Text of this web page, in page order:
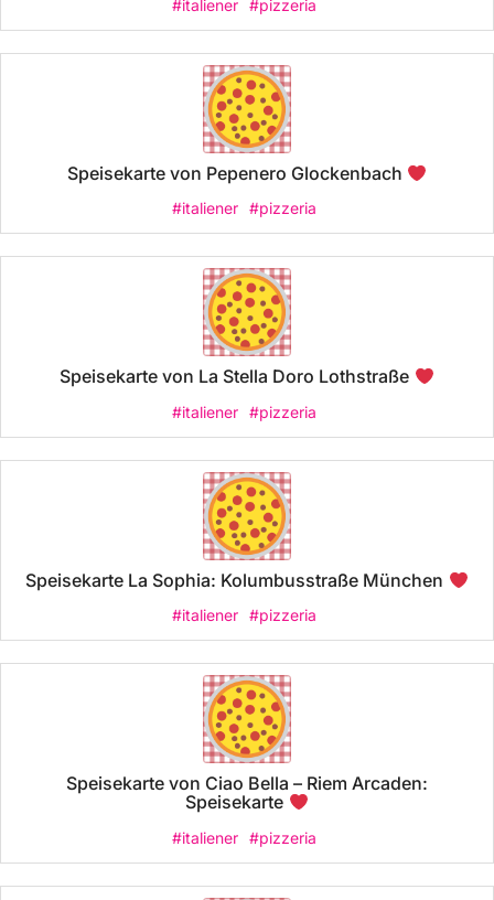
#italiener #pizzeria
Speisekarte von Pepenero Glockenbach
#italiener #pizzeria
Speisekarte von La Stella Doro Lothstraße
#italiener #pizzeria
Speisekarte La Sophia: Kolumbusstraße München
#italiener #pizzeria
Speisekarte von Ciao Bella – Riem Arcaden:
Speisekarte
#italiener #pizzeria